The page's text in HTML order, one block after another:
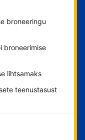
broneeringu
broneerimise
lihtsamaks
teenustasust